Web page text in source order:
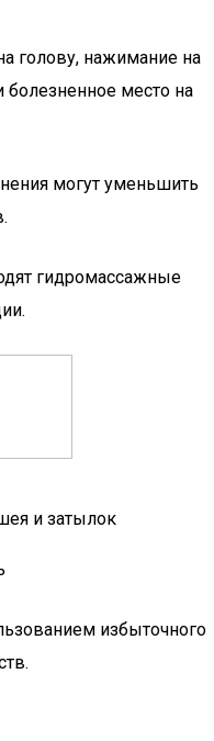
голову, нажимание на
место на
могут уменьшить
гидромассажные
и затылок
избыточного